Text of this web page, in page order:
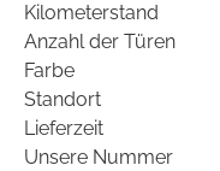
Kilometerstand
Anzahl der Türen
Farbe
Standort
Lieferzeit
Unsere Nummer